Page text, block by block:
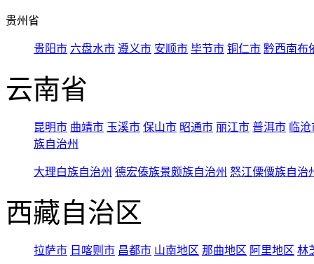
贵州省
贵阳市 六盘水市 遵义市 安顺市 毕节市 铜仁市 黔西南布
云南省
昆明市 曲靖市 玉溪市 保山市 昭通市 丽江市 普洱市 临
族自治州
大理白族自治州 德宏傣族景颇族自治州 怒江傈僳族自治
西藏自治区
拉萨市 日喀则市 昌都市 山南地区 那曲地区 阿里地区 林